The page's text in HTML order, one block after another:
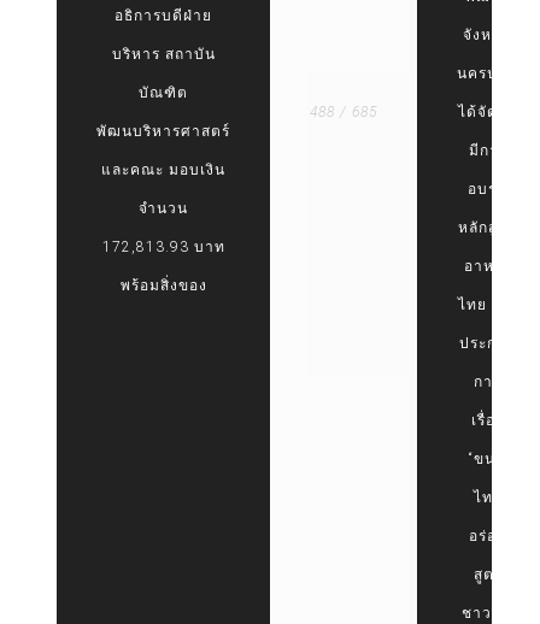
อธิการบดีฝ่าย
บริหาร สถาบัน
บัณฑิต
พัฒนบริหารศาสตร์
และคณะ มอบเงิน
จำนวน
172,813.93 บาท
พร้อมสิ่งของ
488 / 685
จังหวัด
นครปฐม
ได้จัดให้
มีการ
อบรม
หลักสูตร
อาหาร
ไทย เพื่อ
ประกอบ
การ
เรื่อง
“ขนม
ไทย
อร่อย
สูตร
ชาววัง”